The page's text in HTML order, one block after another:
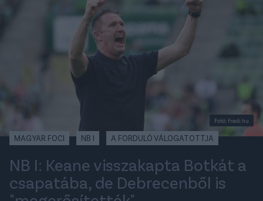
Fotó: fradi.hu
MAGYAR FOCI NB I A FORDULÓ VÁLOGATOTTJA
NB I: Keane visszakapta Botkát a
csapatába, de Debrecenből is